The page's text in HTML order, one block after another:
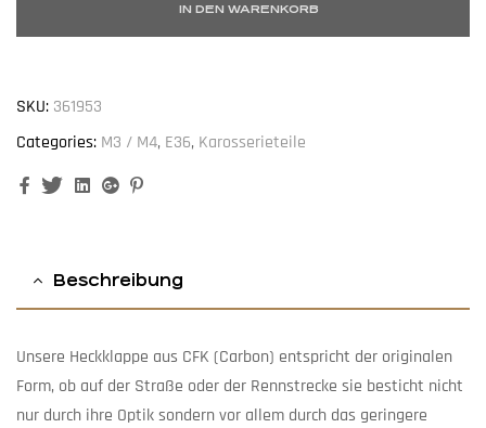
IN DEN WARENKORB
SKU: 361953
Categories: M3 / M4, E36, Karosserieteile
FacebookTwitterLinkedinGoogle+
Beschreibung
Unsere Heckklappe aus CFK (Carbon) entspricht der originalen
Form, ob auf der Straße oder der Rennstrecke sie besticht nicht
nur durch ihre Optik sondern vor allem durch das geringere